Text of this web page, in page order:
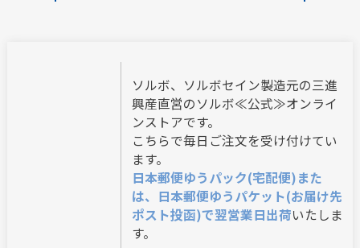
ソルボ、ソルボセイン製造元の三進
興産直営のソルボ≪公式≫オンライ
ンストアです。
こちらで毎日ご注文を受け付けてい
ます。
日本郵便ゆうパック(宅配便)また
は、日本郵便ゆうパケット(お届け先
ポスト投函)で翌営業日出荷いたしま
す。